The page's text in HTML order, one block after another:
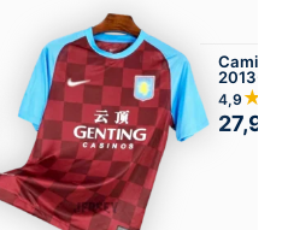
2013-
4,9
27,99